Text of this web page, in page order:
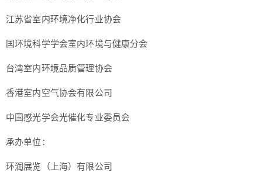
江苏省室内环境净化行业协会
国环境科学学会室内环境与健康分会
台湾室内环境品质管理协会
香港室内空气协会有限公司
中国感光学会光催化专业委员会
承办单位：
环润展览（上海）有限公司